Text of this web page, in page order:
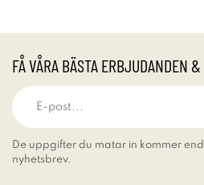
FÅ VÅRA BÄSTA ERBJUDANDEN
De uppgifter du matar in kommer
nyhetsbrev.